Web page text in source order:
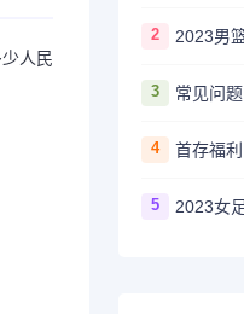
人民
2
3 常见问题
4 首存福利
5